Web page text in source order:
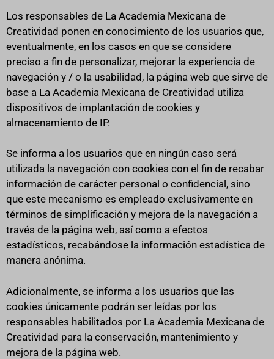
Los responsables de La Academia Mexicana de
Creatividad ponen en conocimiento de los usuarios que,
eventualmente, en los casos en que se considere
preciso a fin de personalizar, mejorar la experiencia de
navegación y / o la usabilidad, la página web que sirve de
base a La Academia Mexicana de Creatividad utiliza
dispositivos de implantación de cookies y
almacenamiento de IP.
Se informa a los usuarios que en ningún caso será
utilizada la navegación con cookies con el fin de recabar
información de carácter personal o confidencial, sino
que este mecanismo es empleado exclusivamente en
términos de simplificación y mejora de la navegación a
través de la página web, así como a efectos
estadísticos, recabándose la información estadística de
manera anónima.
Adicionalmente, se informa a los usuarios que las
cookies únicamente podrán ser leídas por los
responsables habilitados por La Academia Mexicana de
Creatividad para la conservación, mantenimiento y
mejora de la página web.